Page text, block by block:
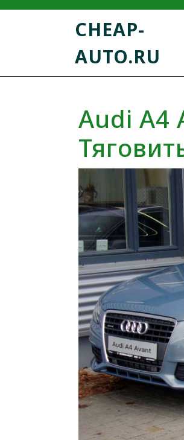
CHEAP-
AUTO.RU
Audi